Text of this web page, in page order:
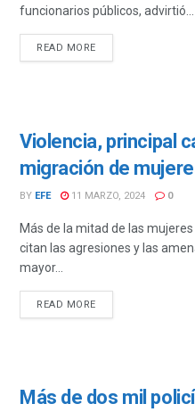
funcionarios públicos, advirtió...
READ MOREDETAILS
Violencia, principal
migración de
BY EFE 11 MARZO, 2024 0
Más de la mitad de las
citan las agresiones y las
mayor...
READ MOREDETAILS
Más de dos mil